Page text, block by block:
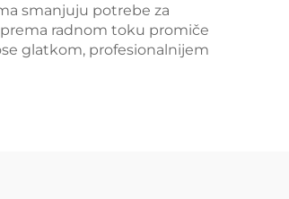
smanjuju potrebe za
radnom toku promiče
glatkom, profesionalnijem